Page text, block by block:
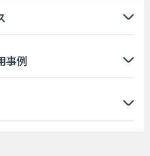
リエイトのAI開発サービス
事例